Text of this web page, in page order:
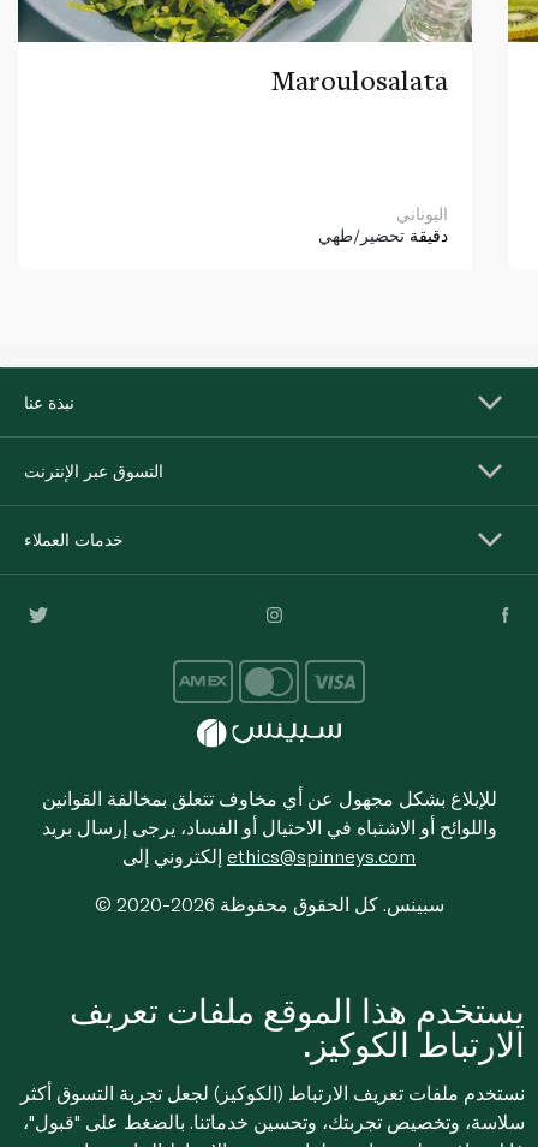
Maroulosalata
اليوناني
دقيقة تحضير/طهي
نبذة عنا
التسوق عبر الإنترنت
خدمات العملاء
للإبلاغ بشكل مجهول عن أي مخاوف تتعلق بمخالفة القوانين
واللوائح أو الاشتباه في الاحتيال أو الفساد، يرجى إرسال بريد
ethics@spinneys.com
© 2020-2026 سبينس. كل الحقوق محفوظة
يستخدم هذا الموقع ملفات تعريف
الارتباط الكوكيز.
نستخدم ملفات تعريف الارتباط (الكوكيز) لجعل تجربة التسوق أكثر
سلاسة، وتخصيص تجربتك، وتحسين خدماتنا. بالضغط على "قبول"،